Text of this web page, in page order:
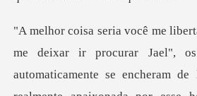
Jael",
automaticamente se encheram